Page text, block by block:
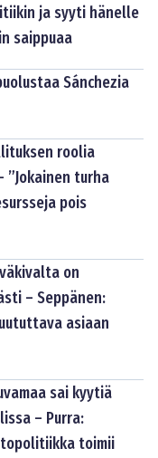
ja syyti hänelle
saippuaa
Sánchezia
roolia
turha
pois
on
– Seppänen:
asiaan
sai kyytiä
– Purra:
toimii